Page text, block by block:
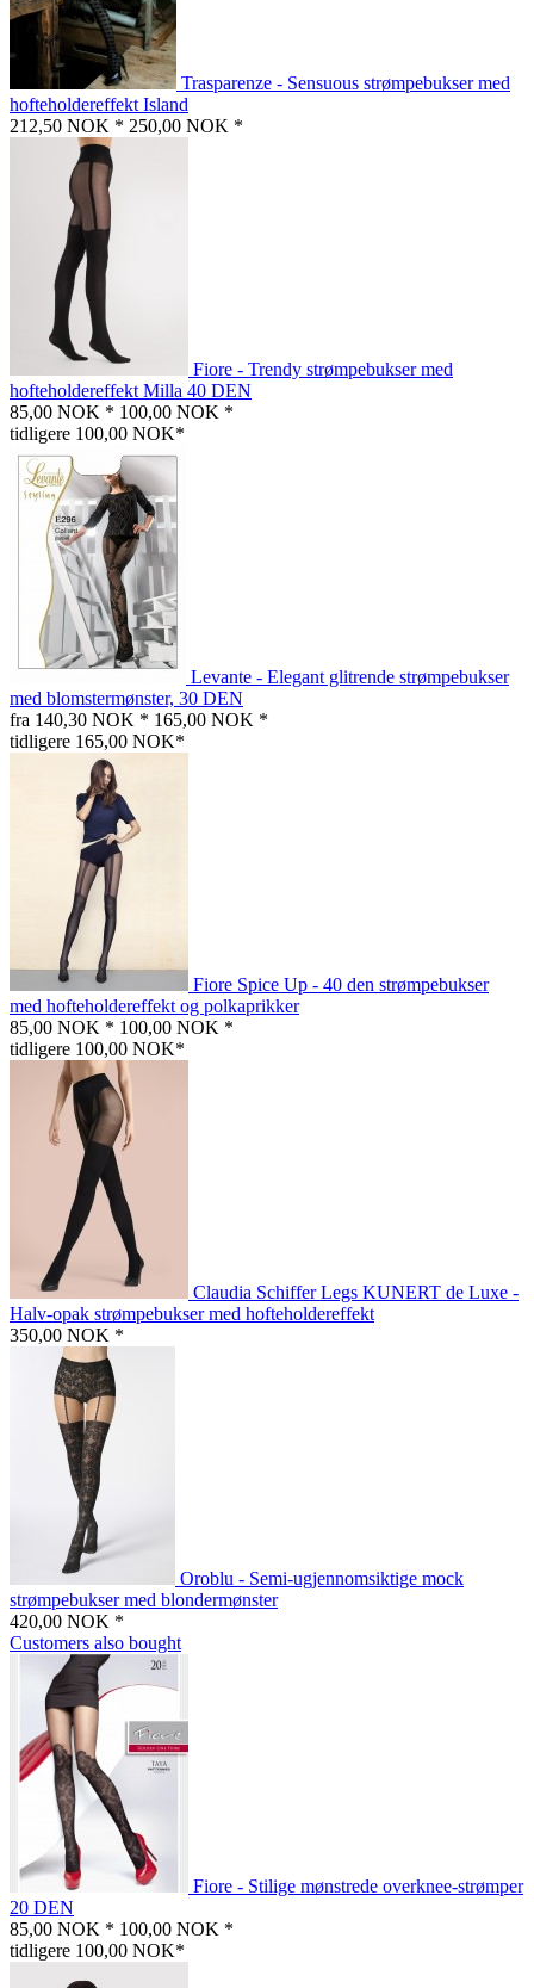
Trasparenze - Sensuous strømpebukser med
hofteholdereffekt Island
212,50 NOK * 250,00 NOK *
Fiore - Trendy strømpebukser med
hofteholdereffekt Milla 40 DEN
85,00 NOK * 100,00 NOK *
tidligere 100,00 NOK*
Levante - Elegant glitrende strømpebukser
med blomstermønster, 30 DEN
fra 140,30 NOK * 165,00 NOK *
tidligere 165,00 NOK*
Fiore Spice Up - 40 den strømpebukser
med hofteholdereffekt og polkaprikker
85,00 NOK * 100,00 NOK *
tidligere 100,00 NOK*
Claudia Schiffer Legs KUNERT de Luxe -
Halv-opak strømpebukser med hofteholdereffekt
350,00 NOK *
Oroblu - Semi-ugjennomsiktige mock
strømpebukser med blondermønster
420,00 NOK *
Customers also bought
Fiore - Stilige mønstrede overknee-strømper
20 DEN
85,00 NOK * 100,00 NOK *
tidligere 100,00 NOK*